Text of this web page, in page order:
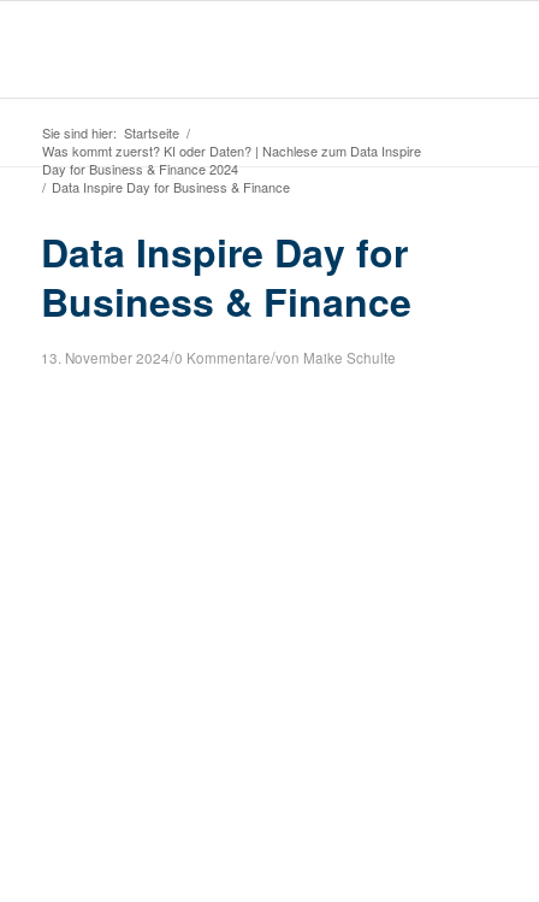
Sie sind hier: Startseite /
Was kommt zuerst? KI oder Daten? | Nachlese zum Data Inspire
Day for Business & Finance 2024
/ Data Inspire Day for Business & Finance
Data Inspire Day for
Business & Finance
13. November 2024/0 Kommentare/von Maike Schulte